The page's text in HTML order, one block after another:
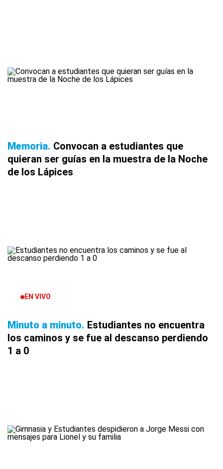
Memoria Convocan a estudiantes que
quieran ser guías en la muestra de la Noche
de los Lápices
EN VIVO
Minuto a minuto Estudiantes no encuentra
los caminos y se fue al descanso perdiendo
1 a 0